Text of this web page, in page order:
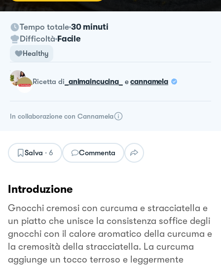
Tempo totale 30 minuti
Difficoltà Facile
Healthy
ricetta di _animaincucina_ ecannamela
In collaborazione con Cannamela
Salva · 6 Commenta
Introduzione
Gnocchi cremosi con curcuma e stracciatella e
un piatto che unisce la consistenza soffice degli
gnocchi con il calore aromatico della curcuma e
la cremosità della stracciatella. La curcuma
aggiunge un tocco terroso e leggermente